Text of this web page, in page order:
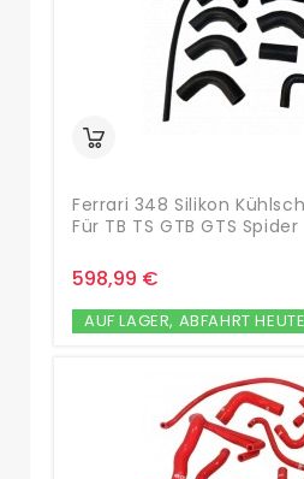
Ferrari 348 Silikon
Für TB TS GTB GTS Spider
598,99 €
AUF LAGER, ABFAHRT